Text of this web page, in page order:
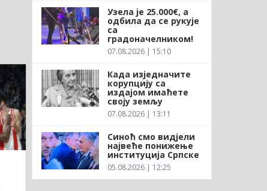
Узела је 25.000€, а
одбила да се рукује
са
градоначелником!
07.08.2026 | 15:10
Када изједначите
корупцију са
издајом имаћете
своју земљу
07.08.2026 | 13:11
Синоћ смо видјели
највеће понижење
институција Српске
05.08.2026 | 12:25